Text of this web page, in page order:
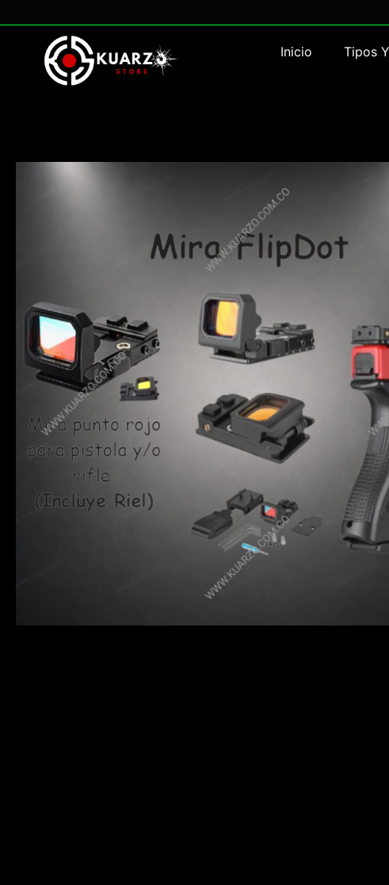
Inicio Tipos